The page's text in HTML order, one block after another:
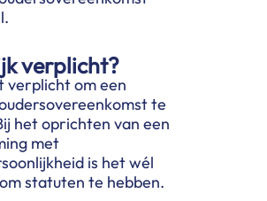
verplicht?
verplicht om een
te
het oprichten van een
met
is het wél
statuten te hebben.